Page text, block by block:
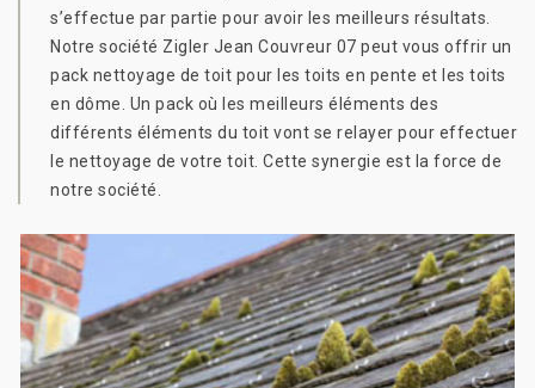
s’effectue par partie pour avoir les meilleurs résultats.
Notre société Zigler Jean Couvreur 07 peut vous offrir un
pack nettoyage de toit pour les toits en pente et les toits
en dôme. Un pack où les meilleurs éléments des
différents éléments du toit vont se relayer pour effectuer
le nettoyage de votre toit. Cette synergie est la force de
notre société.